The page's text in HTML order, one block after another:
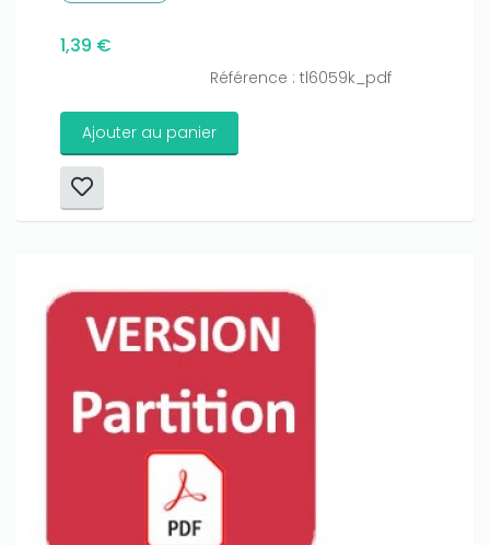
1,39 €
Référence : tl6059k_pdf
Ajouter au panier
Joo casino
amount on your credits!